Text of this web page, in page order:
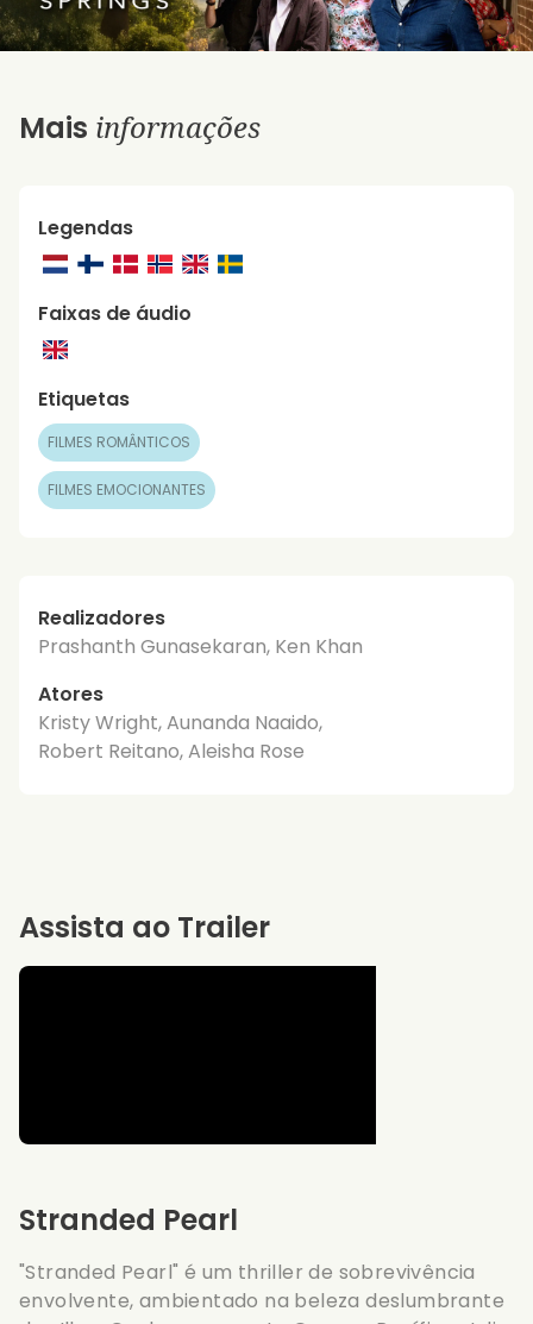
Mais informações
Legendas
Faixas de áudio
Etiquetas
FILMES ROMÂNTICOS
FILMES EMOCIONANTES
Realizadores
Prashanth Gunasekaran, Ken Khan
Atores
Kristy Wright, Aunanda Naaido,
Robert Reitano, Aleisha Rose
Stranded Pearl
"Stranded Pearl" é um thriller de sobrevivência
envolvente, ambientado na beleza deslumbrante
Assista ao Trailer